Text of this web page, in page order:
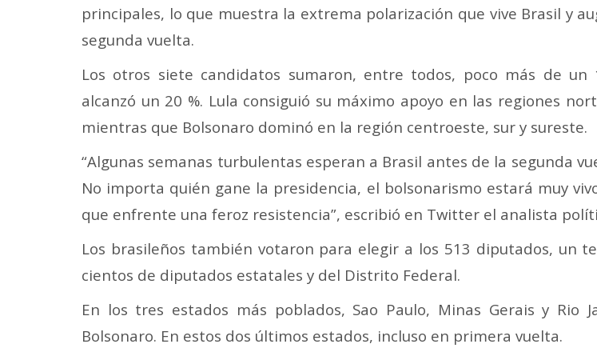
principales, lo que muestra la extrema polarización que vive Brasil y
segunda vuelta.
Los otros siete candidatos sumaron, entre todos, poco más de un
alcanzó un 20 %. Lula consiguió su máximo apoyo en las regiones
mientras que Bolsonaro dominó en la región centroeste, sur y sureste.
“Algunas semanas turbulentas esperan a Brasil antes de la segunda
No importa quién gane la presidencia, el bolsonarismo estará muy
que enfrente una feroz resistencia”, escribió en Twitter el analista
Los brasileños también votaron para elegir a los 513 diputados, un
cientos de diputados estatales y del Distrito Federal.
En los tres estados más poblados, Sao Paulo, Minas Gerais y Rio
Bolsonaro. En estos dos últimos estados, incluso en primera vuelta.